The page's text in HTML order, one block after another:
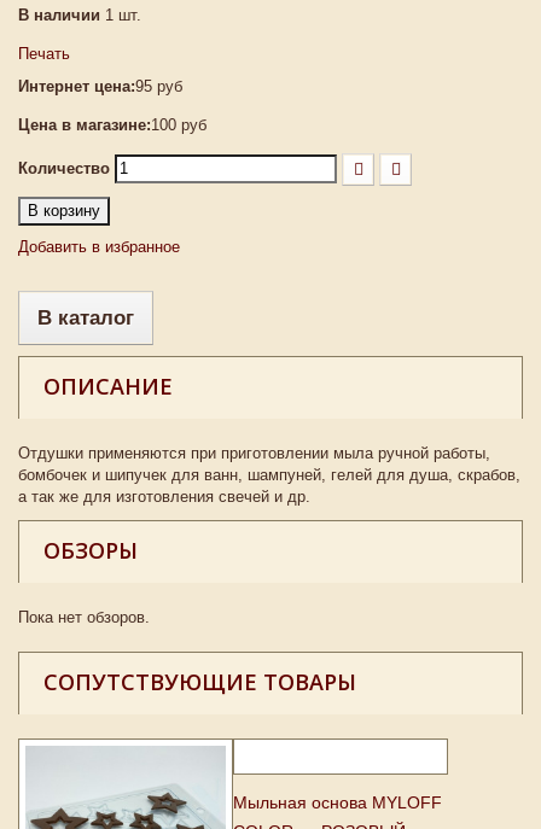
В наличии 1 шт.
Печать
Интернет цена:95 руб
Цена в магазине:100 руб
Количество
В корзину
Добавить в избранное
В каталог
ОПИСАНИЕ
Отдушки применяются при приготовлении мыла ручной работы,
бомбочек и шипучек для ванн, шампуней, гелей для душа, скрабов,
а так же для изготовления свечей и др.
ОБЗОРЫ
Пока нет обзоров.
СОПУТСТВУЮЩИЕ ТОВАРЫ
Мыльная основа MYLOFF